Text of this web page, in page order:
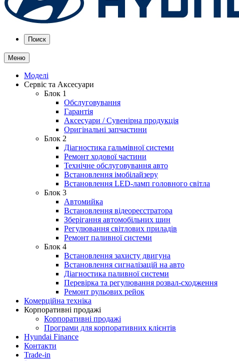
Поиск
Меню
Моделі
Сервіс та Аксесуари
Блок 1
Обслуговування
Гарантія
Аксесуари / Сувенірна продукція
Оригінальні запчастини
Блок 2
Діагностика гальмівної системи
Ремонт ходової частини
Технічне обслуговування авто
Встановлення імобілайзеру
Встановлення LED-ламп головного світла
Блок 3
Автомийка
Встановлення відеореєстратора
Зберігання автомобільних шин
Регулювання світлових приладів
Ремонт паливної системи
Блок 4
Встановлення захисту двигуна
Встановлення сигналізацій на авто
Діагностика паливної системи
Перевірка та регулювання розвал-сходження
Ремонт рульових рейок
Комерційна техніка
Корпоративні продажі
Корпоративні продажі
Програми для корпоративних клієнтів
Hyundai Finance
Контакти
Trade-in